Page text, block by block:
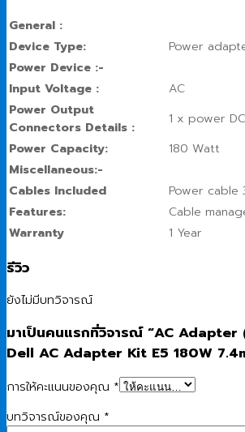
General :
Device Type:
Power
Power Device :-
Input Voltage :
AC
Power Output
Connectors Details :
1 x power
Power Capacity:
180 Watt
Miscellaneous:-
Cables Included
Power cable
Features:
Cable
Warranty
1 Year
รีวิว
ยังไม่มีบทวิจารณ์
มาเป็นคนแรกที่วิจารณ์ “AC
Dell AC Adapter Kit E5 180W
การให้คะแนนของคุณ *
บทวิจารณ์ของคุณ *